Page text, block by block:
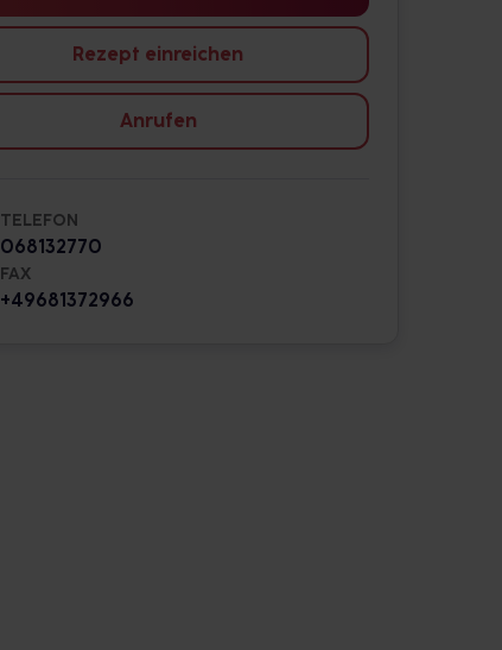
Rezept einreichen
Anrufen
TELEFON
068132770
FAX
+49681372966